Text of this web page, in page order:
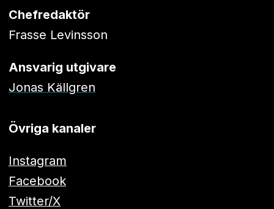
Chefredaktör
Frasse Levinsson
Ansvarig utgivare
Jonas Källgren
Övriga kanaler
Instagram
Facebook
Twitter/X